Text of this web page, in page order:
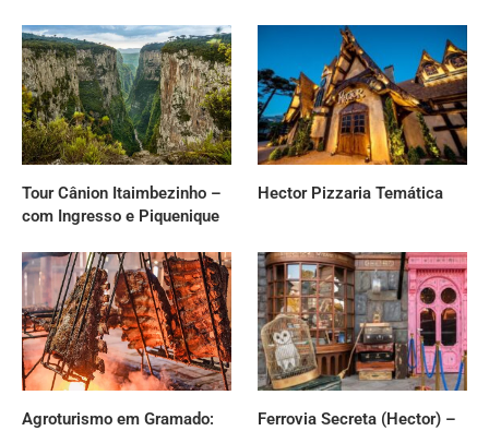
Tour Cânion Itaimbezinho –
com Ingresso e Piquenique
Hector Pizzaria Temática
Agroturismo em Gramado:
Ferrovia Secreta (Hector) –